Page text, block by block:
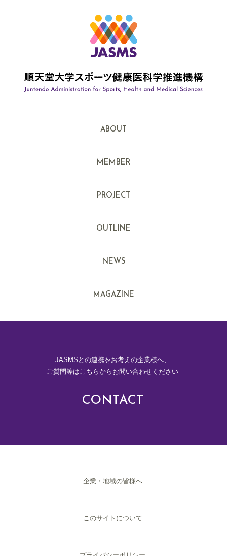
ABOUT
MEMBER
PROJECT
OUTLINE
NEWS
MAGAZINE
JASMSとの連携をお考えの企業様へ、
ご質問等はこちらからお問い合わせください
CONTACT
企業・地域の皆様へ
このサイトについて